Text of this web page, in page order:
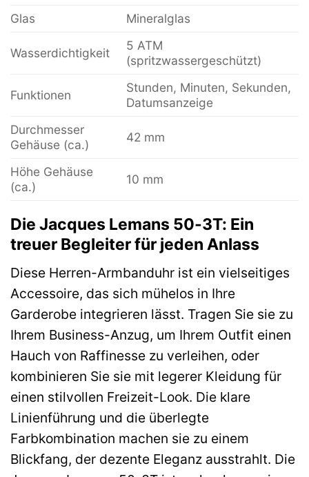
Glas
Mineralglas
Wasserdichtigkeit
5 ATM
(spritzwassergeschützt)
Funktionen
Stunden, Minuten, Sekunden,
Datumsanzeige
Durchmesser
Gehäuse (ca.)
42 mm
Höhe Gehäuse
(ca.)
10 mm
Die Jacques Lemans 50-3T: Ein
treuer Begleiter für jeden Anlass
Diese Herren-Armbanduhr ist ein vielseitiges
Accessoire, das sich mühelos in Ihre
Garderobe integrieren lässt. Tragen Sie sie zu
Ihrem Business-Anzug, um Ihrem Outfit einen
Hauch von Raffinesse zu verleihen, oder
kombinieren Sie sie mit legerer Kleidung für
einen stilvollen Freizeit-Look. Die klare
Linienführung und die überlegte
Farbkombination machen sie zu einem
Blickfang, der dezente Eleganz ausstrahlt. Die